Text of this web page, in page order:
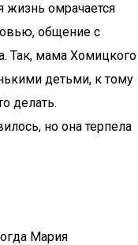
жизнь омрачается
общение с
Так, мама Хомицкого
детьми, к тому
делать.
но она терпела
Мария